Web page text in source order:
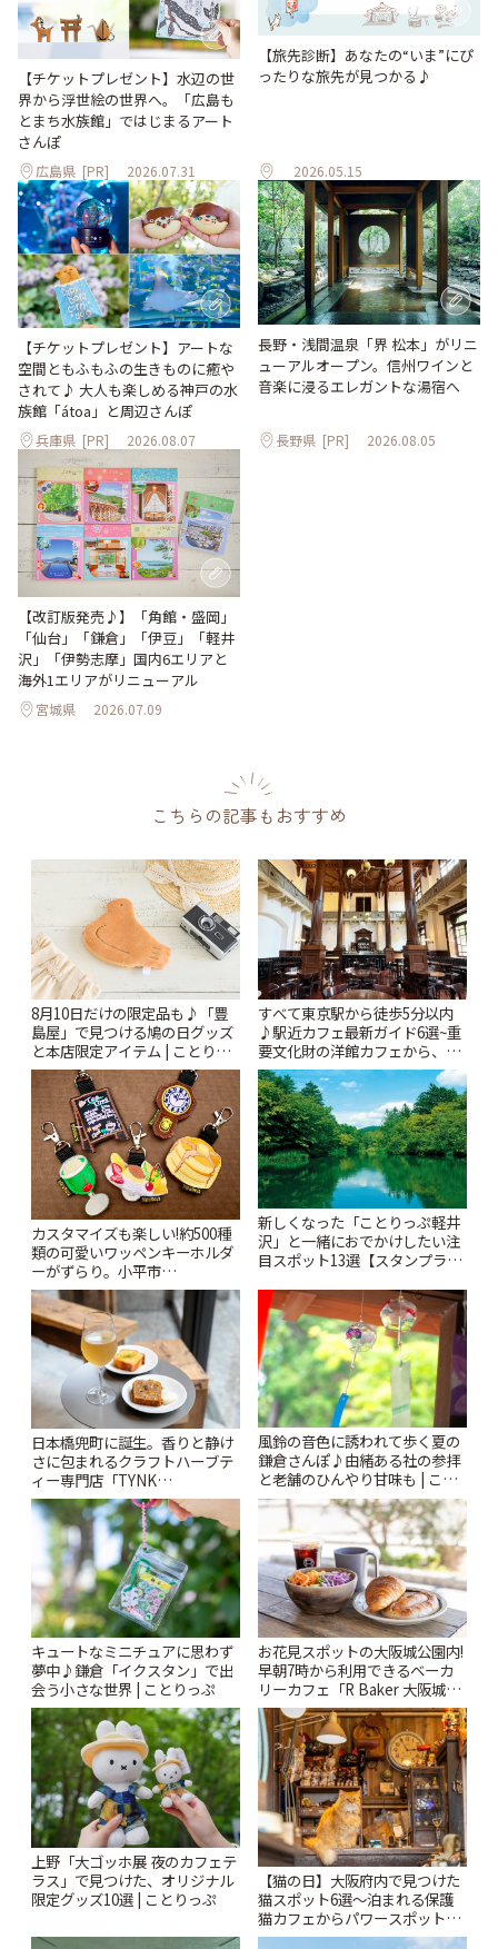
【チケットプレゼント】水辺の世
界から浮世絵の世界へ。「広島も
とまち水族館」ではじまるアート
さんぽ
広島県 [PR] 2026.07.31
【旅先診断】あなたの“いま”にぴ
ったりな旅先が見つかる♪
2026.05.15
【チケットプレゼント】アートな
空間ともふもふの生きものに癒や
されて♪ 大人も楽しめる神戸の水
族館「átoa」と周辺さんぽ
兵庫県 [PR] 2026.08.07
長野・浅間温泉「界 松本」がリニ
ューアルオープン。信州ワインと
音楽に浸るエレガントな湯宿へ
長野県 [PR] 2026.08.05
【改訂版発売♪】「角館・盛岡」
「仙台」「鎌倉」「伊豆」「軽井
沢」「伊勢志摩」国内6エリアと
海外1エリアがリニューアル
宮城県 2026.07.09
こちらの記事もおすすめ
8月10日だけの限定品も♪「豊
島屋」で見つける鳩の日グッズ
と本店限定アイテム | ことりっ
ぷ
すべて東京駅から徒歩5分以内
♪駅近カフェ最新ガイド6選~重
要文化財の洋館カフェから、改
札すぐのレトロ喫茶まで~ | こと
りっぷ
カスタマイズも楽しい!約500種
類の可愛いワッペンキーホルダ
ーがずらり。小平市
「Kimamaya T&K」 | ことりっ
ぷ
新しくなった「ことりっぷ軽井
沢」と一緒におでかけしたい注
目スポット13選【スタンプラリ
日本橋兜町に誕生。香りと静け
さに包まれるクラフトハーブテ
ィー専門店「TYNK
Kabutocho」 | ことりっぷ
風鈴の音色に誘われて歩く夏の
鎌倉さんぽ♪由緒ある社の参拝
と老舗のひんやり甘味も | こと
りっぷ
キュートなミニチュアに思わず
夢中♪鎌倉「イクスタン」で出
会う小さな世界 | ことりっぷ
お花見スポットの大阪城公園内!
早朝7時から利用できるベーカ
リーカフェ「R Baker 大阪城公
園店」 | ことりっぷ
上野「大ゴッホ展 夜のカフェテ
ラス」で見つけた、オリジナル
限定グッズ10選 | ことりっぷ
【猫の日】大阪府内で見つけた
猫スポット6選〜泊まれる保護
猫カフェからパワースポットま
で〜 | ことりっぷ